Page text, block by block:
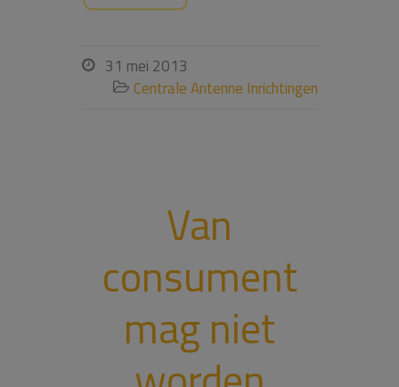
 31 mei 2013
 Centrale Antenne Inrichtingen
Van
consument
mag niet